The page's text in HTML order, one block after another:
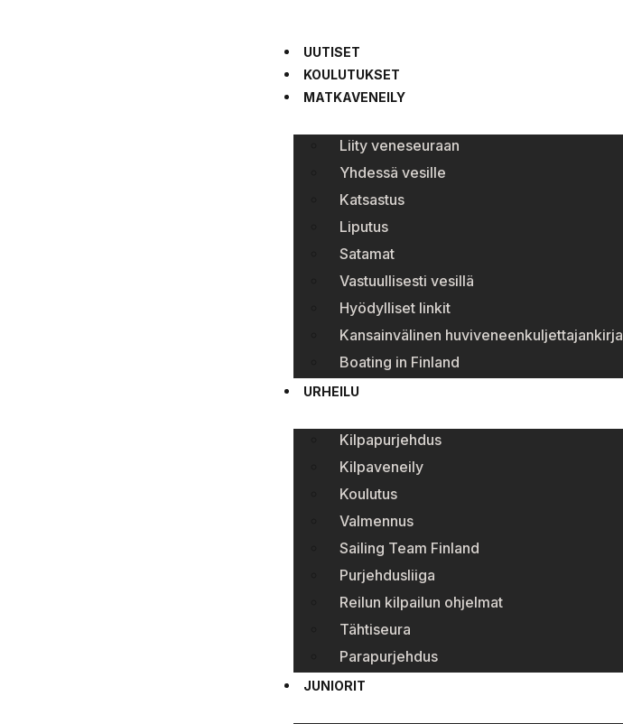
UUTISET
KOULUTUKSET
MATKAVENEILY
Liity veneseuraan
Yhdessä vesille
Katsastus
Liputus
Satamat
Vastuullisesti vesillä
Hyödylliset linkit
Kansainvälinen huviveneenkuljettajankirja
Boating in Finland
URHEILU
Kilpapurjehdus
Kilpaveneily
Koulutus
Valmennus
Sailing Team Finland
Purjehdusliiga
Reilun kilpailun ohjelmat
Tähtiseura
Parapurjehdus
JUNIORIT